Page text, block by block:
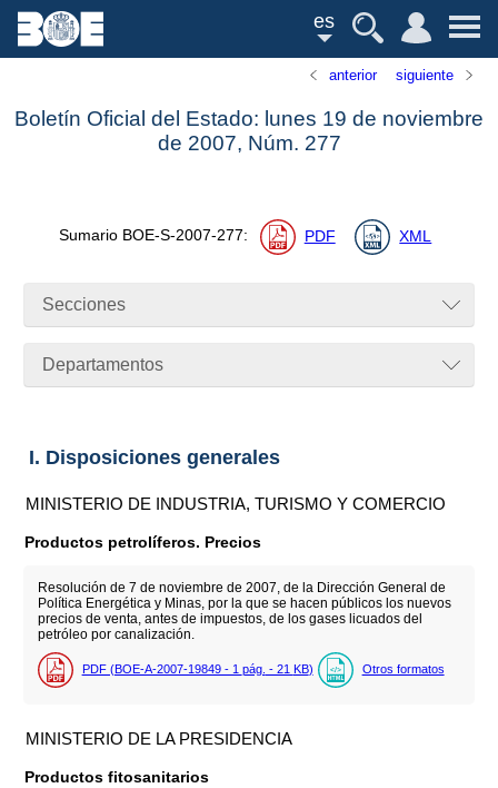
es
anterior siguiente
Boletín Oficial del Estado: lunes 19 de noviembre
de 2007, Núm. 277
Sumario BOE-S-2007-277: PDF XML
Secciones
Departamentos
I. Disposiciones generales
MINISTERIO DE INDUSTRIA, TURISMO Y COMERCIO
Productos petrolíferos. Precios
Resolución de 7 de noviembre de 2007, de la Dirección General de
Política Energética y Minas, por la que se hacen públicos los nuevos
precios de venta, antes de impuestos, de los gases licuados del
petróleo por canalización.
PDF (BOE-A-2007-19849 - 1 pág. - 21 KB) Otros formatos
MINISTERIO DE LA PRESIDENCIA
Productos fitosanitarios